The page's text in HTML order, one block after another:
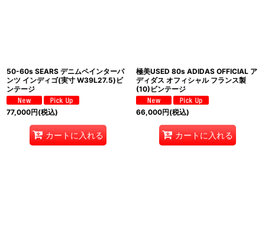
50-60s SEARS デニムペインターパ
ンツ インディゴ(実寸 W39L27.5)ビ
ンテージ
77,000円(税込)
カートに入れる
極美USED 80s ADIDAS OFFICIAL ア
ディダス オフィシャル フランス製
(10)ビンテージ
66,000円(税込)
カートに入れる